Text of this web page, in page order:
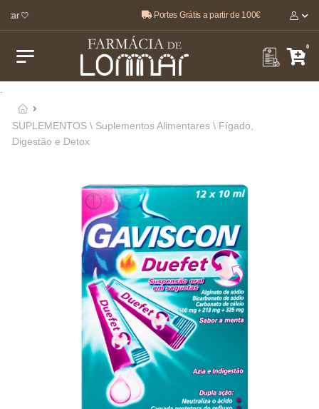
🤍 Portes Grátis a partir de 100€
0
SUPLEMENTOS \ Suplementos Alimentares \ Fígado,
Digestão e Detox